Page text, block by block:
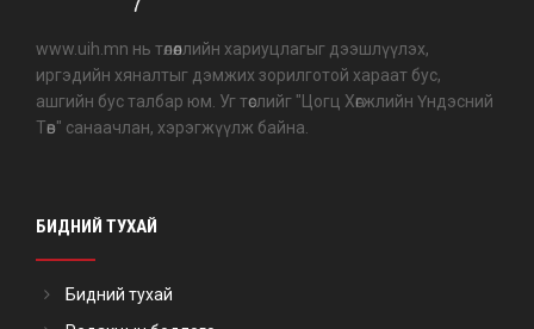
www.uih.mn нь төлөөллийн хариуцлагыг дээшлүүлэх,
иргэдийн хяналтыг дэмжих зорилготой хараат бус,
ашгийн бус талбар юм. Уг төслийг "Цогц Хөгжлийн Үндэсний
Төв" санаачлан, хэрэгжүүлж байна.
БИДНИЙ ТУХАЙ
Бидний тухай